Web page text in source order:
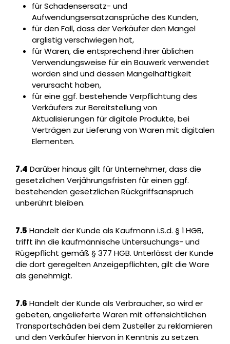
für Schadensersatz- und
Aufwendungsersatzansprüche des Kunden,
für den Fall, dass der Verkäufer den Mangel
arglistig verschwiegen hat,
für Waren, die entsprechend ihrer üblichen
Verwendungsweise für ein Bauwerk verwendet
worden sind und dessen Mangelhaftigkeit
verursacht haben,
für eine ggf. bestehende Verpflichtung des
Verkäufers zur Bereitstellung von
Aktualisierungen für digitale Produkte, bei
Verträgen zur Lieferung von Waren mit digitalen
Elementen.
7.4 Darüber hinaus gilt für Unternehmer, dass die
gesetzlichen Verjährungsfristen für einen ggf.
bestehenden gesetzlichen Rückgriffsanspruch
unberührt bleiben.
7.5 Handelt der Kunde als Kaufmann i.S.d. § 1 HGB,
trifft ihn die kaufmännische Untersuchungs- und
Rügepflicht gemäß § 377 HGB. Unterlässt der Kunde
die dort geregelten Anzeigepflichten, gilt die Ware
als genehmigt.
7.6 Handelt der Kunde als Verbraucher, so wird er
gebeten, angelieferte Waren mit offensichtlichen
Transportschäden bei dem Zusteller zu reklamieren
und den Verkäufer hiervon in Kenntnis zu setzen.